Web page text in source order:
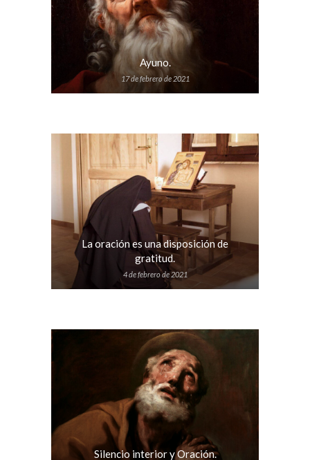
Ayuno.
17 de febrero de 2021
La oración es una disposición de
gratitud.
4 de febrero de 2021
Silencio interior y Oración.